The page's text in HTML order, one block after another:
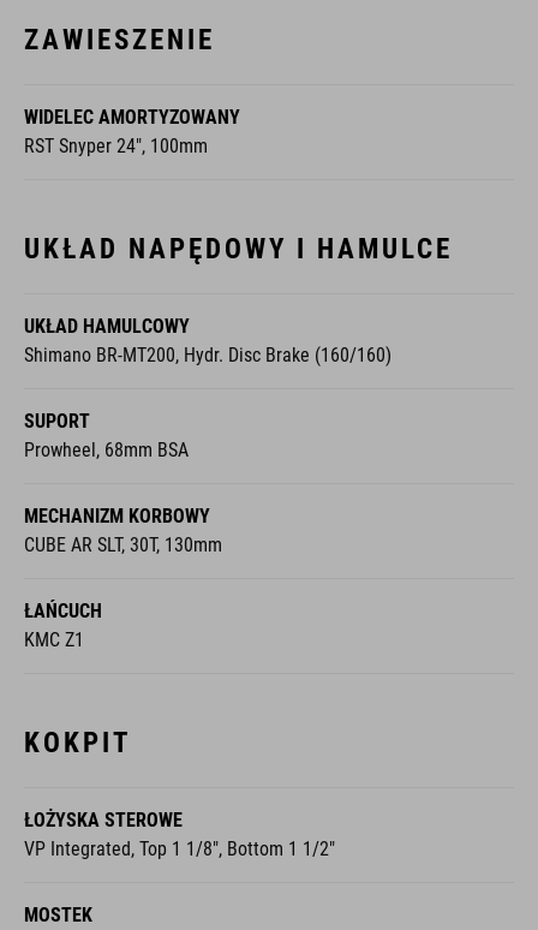
ZAWIESZENIE
WIDELEC AMORTYZOWANY
RST Snyper 24", 100mm
UKŁAD NAPĘDOWY I HAMULCE
UKŁAD HAMULCOWY
Shimano BR-MT200, Hydr. Disc Brake (160/160)
SUPORT
Prowheel, 68mm BSA
MECHANIZM KORBOWY
CUBE AR SLT, 30T, 130mm
ŁAŃCUCH
KMC Z1
KOKPIT
ŁOŻYSKA STEROWE
VP Integrated, Top 1 1/8", Bottom 1 1/2"
MOSTEK